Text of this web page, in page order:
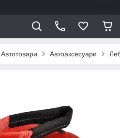
Автотовари Автоаксесуари